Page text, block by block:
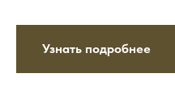
Узнать подробнее